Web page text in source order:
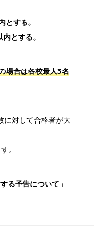
する。
とする。
場合は各校最大3名
に対して合格者が大
。
る予告について」